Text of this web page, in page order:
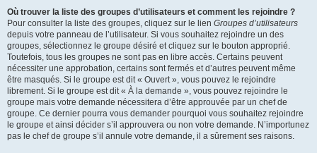
Où trouver la liste des groupes d’utilisateurs et comment les rejoindre ?
Pour consulter la liste des groupes, cliquez sur le lien Groupes d’utilisateurs
depuis votre panneau de l’utilisateur. Si vous souhaitez rejoindre un des
groupes, sélectionnez le groupe désiré et cliquez sur le bouton approprié.
Toutefois, tous les groupes ne sont pas en libre accès. Certains peuvent
nécessiter une approbation, certains sont fermés et d’autres peuvent même
être masqués. Si le groupe est dit « Ouvert », vous pouvez le rejoindre
librement. Si le groupe est dit « À la demande », vous pouvez rejoindre le
groupe mais votre demande nécessitera d’être approuvée par un chef de
groupe. Ce dernier pourra vous demander pourquoi vous souhaitez rejoindre
le groupe et ainsi décider s’il approuvera ou non votre demande. N’importunez
pas le chef de groupe s’il annule votre demande, il a sûrement ses raisons.